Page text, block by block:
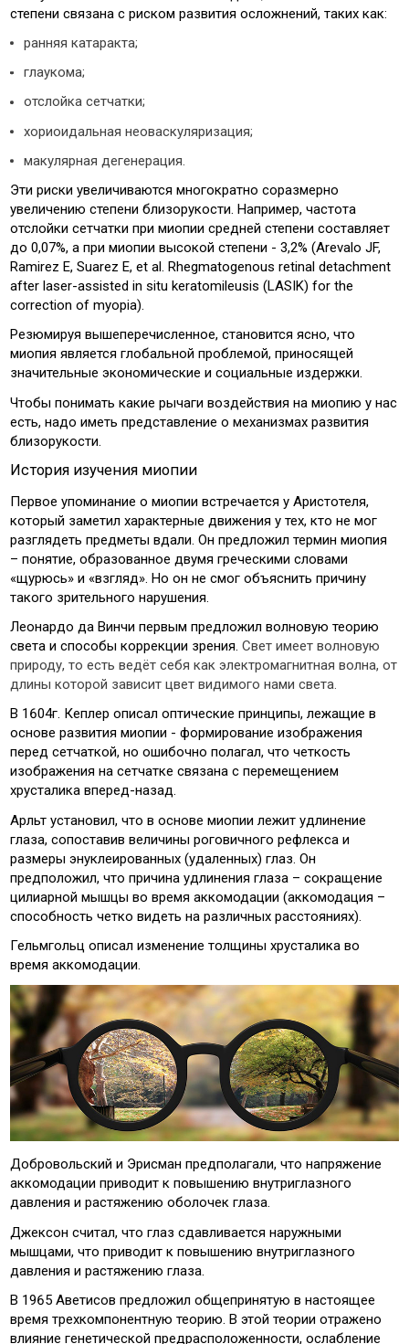
степени связана с риском развития осложнений, таких как:
ранняя катаракта;
глаукома;
отслойка сетчатки;
хориоидальная неоваскуляризация;
макулярная дегенерация.
Эти риски увеличиваются многократно соразмерно
увеличению степени близорукости. Например, частота
отслойки сетчатки при миопии средней степени составляет
до 0,07%, а при миопии высокой степени - 3,2% (Arevalo JF,
Ramirez E, Suarez E, et al. Rhegmatogenous retinal detachment
after laser-assisted in situ keratomileusis (LASIK) for the
correction of myopia).
Резюмируя вышеперечисленное, становится ясно, что
миопия является глобальной проблемой, приносящей
значительные экономические и социальные издержки.
Чтобы понимать какие рычаги воздействия на миопию у нас
есть, надо иметь представление о механизмах развития
близорукости.
История изучения миопии
Первое упоминание о миопии встречается у Аристотеля,
который заметил характерные движения у тех, кто не мог
разглядеть предметы вдали. Он предложил термин миопия
– понятие, образованное двумя греческими словами
«щурюсь» и «взгляд». Но он не смог объяснить причину
такого зрительного нарушения.
Леонардо да Винчи первым предложил волновую теорию
света и способы коррекции зрения.Свет имеет волновую
природу, то есть ведёт себя как электромагнитная волна, от
длины которой зависит цвет видимого нами света.
В 1604г. Кеплер описал оптические принципы, лежащие в
основе развития миопии - формирование изображения
перед сетчаткой, но ошибочно полагал, что четкость
изображения на сетчатке связана с перемещением
хрусталика вперед-назад.
Арльт установил, что в основе миопии лежит удлинение
глаза, сопоставив величины роговичного рефлекса и
размеры энуклеированных (удаленных) глаз. Он
предположил, что причина удлинения глаза – сокращение
цилиарной мышцы во время аккомодации (аккомодация –
способность четко видеть на различных расстояниях).
Гельмгольц описал изменение толщины хрусталика во
время аккомодации.
Добровольский и Эрисман предполагали, что напряжение
аккомодации приводит к повышению внутриглазного
давления и растяжению оболочек глаза.
Джексон считал, что глаз сдавливается наружными
мышцами, что приводит к повышению внутриглазного
давления и растяжению глаза.
В 1965 Аветисов предложил общепринятую в настоящее
время трехкомпонентную теорию. В этой теории отражено
влияние генетической предрасположенности, ослабление